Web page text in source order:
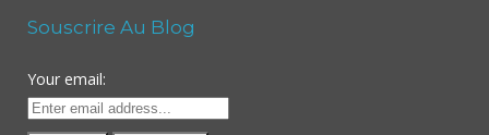
Souscrire Au Blog
Your email: